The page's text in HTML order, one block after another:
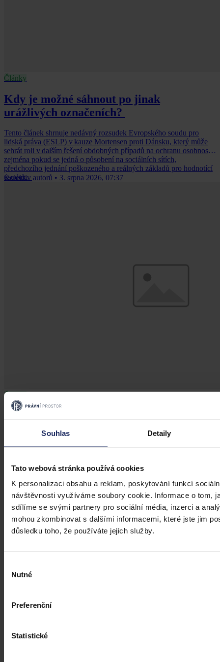
Souhlas Detaily
Tato webová stránka používá cookies
K personalizaci obsahu a reklam, poskytování funkcí
návštěvnosti využíváme soubory cookie. Informace o tom,
sdílíme se svými partnery pro sociální média, inzerci a
mohou zkombinovat s dalšími informacemi, které jste jim
důsledku toho, že používáte jejich služby.
souhlasu
Nutné
Preferenční
Statistické
Články
Kdy je možné sáhnout po jinak
urážlivých označeních?
Tento článek shrnuje nedávný rozsudek Evropského soudu pro
lidská práva (ESLP) v kauze Mortensen proti Dánsku, který může
sehrát roli v dalším řešení obdobných případů na ochranu osobnosti,
zejména pokud se jedná o působení na sociálních sítích,
předchozího jednání poškozeného a reálných základů pro hodnotící
úsudek.
Kolektiv autorů • 3. srpna 2026, 07:37
Články
době AI
Hana Marešová • 31. července 2026, 07:36